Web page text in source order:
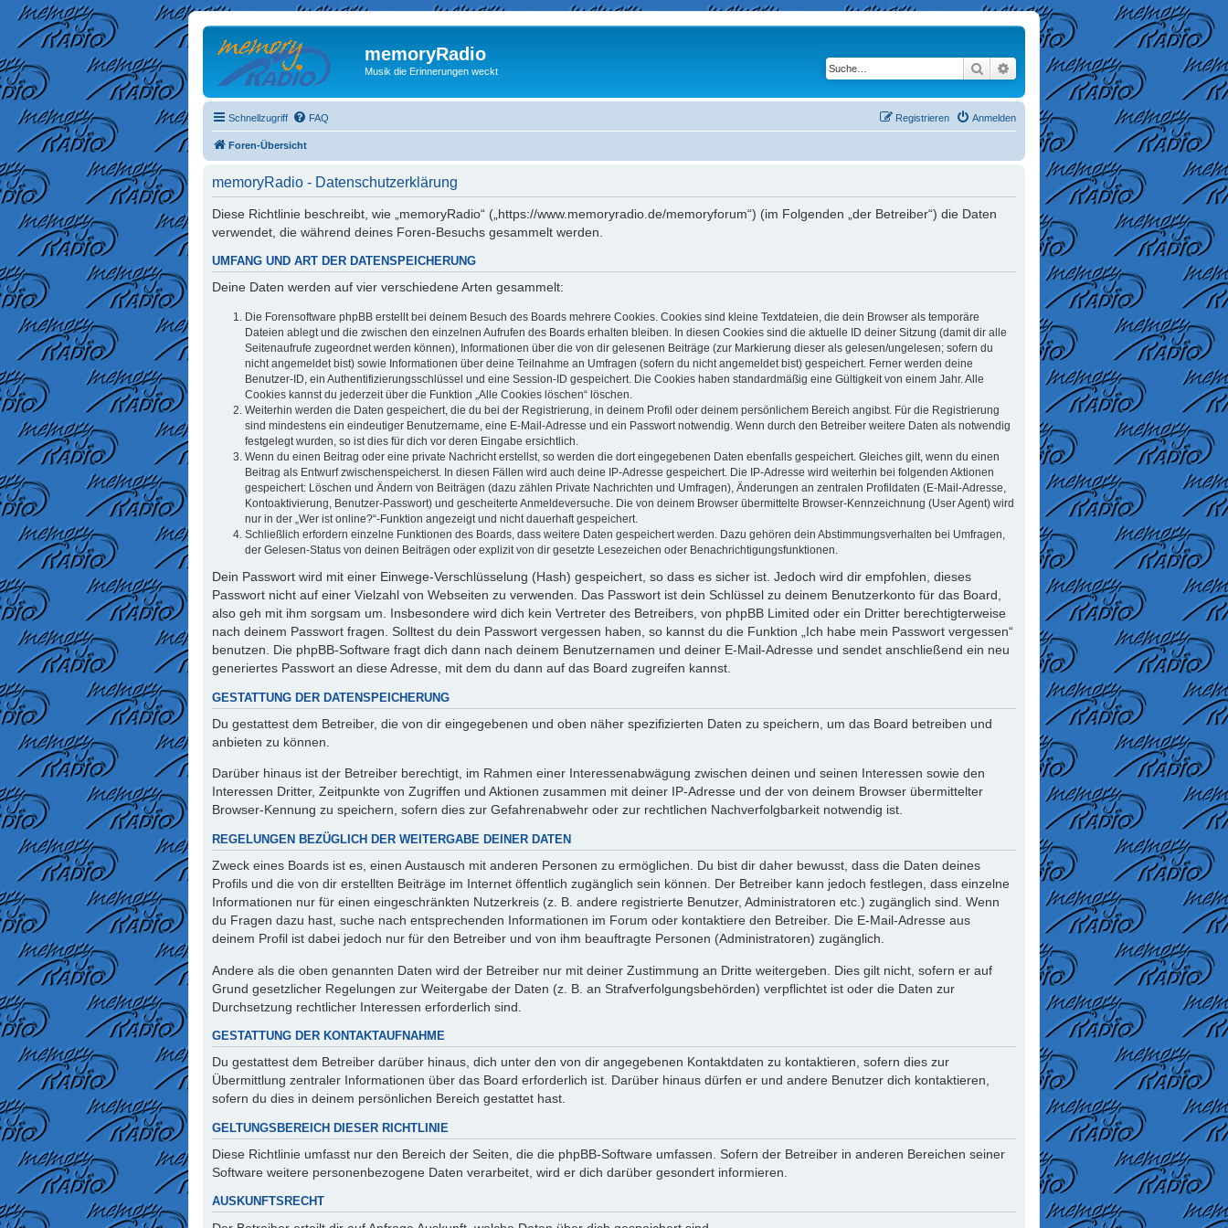
memoryRadio
Musik die Erinnerungen weckt Suche Erweiterte Suche
Schnellzugriff FAQ Anmelden
Registrieren
Foren-Übersicht
memoryRadio - Datenschutzerklärung
Diese Richtlinie beschreibt, wie „memoryRadio“ („https://www.memoryradio.de/memoryforum“) (im Folgenden „der Betreiber“) die Daten
verwendet, die während deines Foren-Besuchs gesammelt werden.
UMFANG UND ART DER DATENSPEICHERUNG
Deine Daten werden auf vier verschiedene Arten gesammelt:
Die Forensoftware phpBB erstellt bei deinem Besuch des Boards mehrere Cookies. Cookies sind kleine Textdateien, die dein Browser als temporäre
Dateien ablegt und die zwischen den einzelnen Aufrufen des Boards erhalten bleiben. In diesen Cookies sind die aktuelle ID deiner Sitzung (damit dir alle
Seitenaufrufe zugeordnet werden können), Informationen über die von dir gelesenen Beiträge (zur Markierung dieser als gelesen/ungelesen; sofern du
nicht angemeldet bist) sowie Informationen über deine Teilnahme an Umfragen (sofern du nicht angemeldet bist) gespeichert. Ferner werden deine
Benutzer-ID, ein Authentifizierungsschlüssel und eine Session-ID gespeichert. Die Cookies haben standardmäßig eine Gültigkeit von einem Jahr. Alle
Cookies kannst du jederzeit über die Funktion „Alle Cookies löschen“ löschen.
Weiterhin werden die Daten gespeichert, die du bei der Registrierung, in deinem Profil oder deinem persönlichem Bereich angibst. Für die Registrierung
sind mindestens ein eindeutiger Benutzername, eine E-Mail-Adresse und ein Passwort notwendig. Wenn durch den Betreiber weitere Daten als notwendig
festgelegt wurden, so ist dies für dich vor deren Eingabe ersichtlich.
Wenn du einen Beitrag oder eine private Nachricht erstellst, so werden die dort eingegebenen Daten ebenfalls gespeichert. Gleiches gilt, wenn du einen
Beitrag als Entwurf zwischenspeicherst. In diesen Fällen wird auch deine IP-Adresse gespeichert. Die IP-Adresse wird weiterhin bei folgenden Aktionen
gespeichert: Löschen und Ändern von Beiträgen (dazu zählen Private Nachrichten und Umfragen), Änderungen an zentralen Profildaten (E-Mail-Adresse,
Kontoaktivierung, Benutzer-Passwort) und gescheiterte Anmeldeversuche. Die von deinem Browser übermittelte Browser-Kennzeichnung (User Agent) wird
nur in der „Wer ist online?“-Funktion angezeigt und nicht dauerhaft gespeichert.
Schließlich erfordern einzelne Funktionen des Boards, dass weitere Daten gespeichert werden. Dazu gehören dein Abstimmungsverhalten bei Umfragen,
der Gelesen-Status von deinen Beiträgen oder explizit von dir gesetzte Lesezeichen oder Benachrichtigungsfunktionen.
Dein Passwort wird mit einer Einwege-Verschlüsselung (Hash) gespeichert, so dass es sicher ist. Jedoch wird dir empfohlen, dieses
Passwort nicht auf einer Vielzahl von Webseiten zu verwenden. Das Passwort ist dein Schlüssel zu deinem Benutzerkonto für das Board,
also geh mit ihm sorgsam um. Insbesondere wird dich kein Vertreter des Betreibers, von phpBB Limited oder ein Dritter berechtigterweise
nach deinem Passwort fragen. Solltest du dein Passwort vergessen haben, so kannst du die Funktion „Ich habe mein Passwort vergessen“
benutzen. Die phpBB-Software fragt dich dann nach deinem Benutzernamen und deiner E-Mail-Adresse und sendet anschließend ein neu
generiertes Passwort an diese Adresse, mit dem du dann auf das Board zugreifen kannst.
GESTATTUNG DER DATENSPEICHERUNG
Du gestattest dem Betreiber, die von dir eingegebenen und oben näher spezifizierten Daten zu speichern, um das Board betreiben und
anbieten zu können.
Darüber hinaus ist der Betreiber berechtigt, im Rahmen einer Interessenabwägung zwischen deinen und seinen Interessen sowie den
Interessen Dritter, Zeitpunkte von Zugriffen und Aktionen zusammen mit deiner IP-Adresse und der von deinem Browser übermittelter
Browser-Kennung zu speichern, sofern dies zur Gefahrenabwehr oder zur rechtlichen Nachverfolgbarkeit notwendig ist.
REGELUNGEN BEZÜGLICH DER WEITERGABE DEINER DATEN
Zweck eines Boards ist es, einen Austausch mit anderen Personen zu ermöglichen. Du bist dir daher bewusst, dass die Daten deines
Profils und die von dir erstellten Beiträge im Internet öffentlich zugänglich sein können. Der Betreiber kann jedoch festlegen, dass einzelne
Informationen nur für einen eingeschränkten Nutzerkreis (z. B. andere registrierte Benutzer, Administratoren etc.) zugänglich sind. Wenn
du Fragen dazu hast, suche nach entsprechenden Informationen im Forum oder kontaktiere den Betreiber. Die E-Mail-Adresse aus
deinem Profil ist dabei jedoch nur für den Betreiber und von ihm beauftragte Personen (Administratoren) zugänglich.
Andere als die oben genannten Daten wird der Betreiber nur mit deiner Zustimmung an Dritte weitergeben. Dies gilt nicht, sofern er auf
Grund gesetzlicher Regelungen zur Weitergabe der Daten (z. B. an Strafverfolgungsbehörden) verpflichtet ist oder die Daten zur
Durchsetzung rechtlicher Interessen erforderlich sind.
GESTATTUNG DER KONTAKTAUFNAHME
Du gestattest dem Betreiber darüber hinaus, dich unter den von dir angegebenen Kontaktdaten zu kontaktieren, sofern dies zur
Übermittlung zentraler Informationen über das Board erforderlich ist. Darüber hinaus dürfen er und andere Benutzer dich kontaktieren,
sofern du dies in deinem persönlichen Bereich gestattet hast.
GELTUNGSBEREICH DIESER RICHTLINIE
Diese Richtlinie umfasst nur den Bereich der Seiten, die die phpBB-Software umfassen. Sofern der Betreiber in anderen Bereichen seiner
Software weitere personenbezogene Daten verarbeitet, wird er dich darüber gesondert informieren.
AUSKUNFTSRECHT